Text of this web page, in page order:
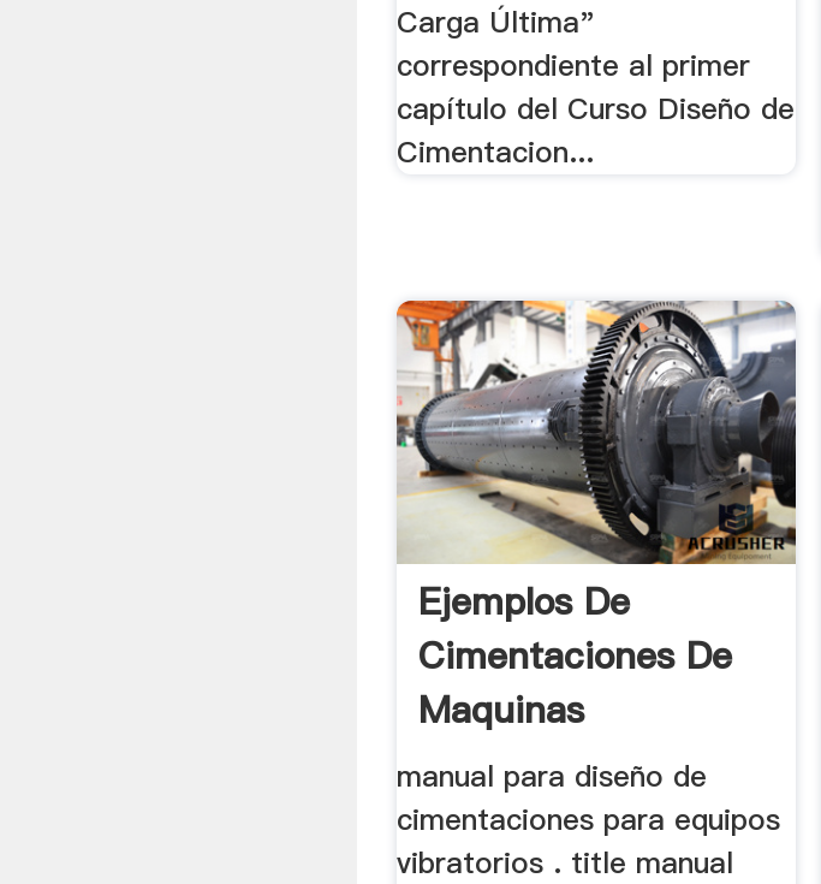
Carga Última"
correspondiente al primer
capítulo del Curso Diseño de
Cimentacion...
Ejemplos De
Cimentaciones De
Maquinas
Vibratorias
manual para diseño de
cimentaciones para equipos
vibratorios . title manual